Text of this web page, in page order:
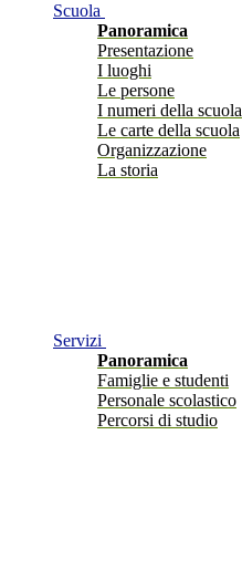
Scuola
Panoramica
Presentazione
I luoghi
Le persone
I numeri della scuola
Le carte della scuola
Organizzazione
La storia
Servizi
Panoramica
Famiglie e studenti
Personale scolastico
Percorsi di studio